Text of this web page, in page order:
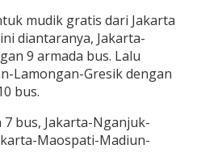
mudik gratis dari Jakarta
diantaranya, Jakarta-
9 armada bus. Lalu
Lamongan-Gresik dengan
bus.
7 bus, Jakarta-Nganjuk-
Maospati-Madiun-